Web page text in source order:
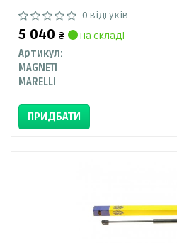
0 відгуків
5 040 ₴
на складі
Артикул:
MAGNETI
MARELLI
ПРИДБАТИ